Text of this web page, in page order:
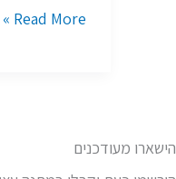
Read More »
הישארו מעודכנים